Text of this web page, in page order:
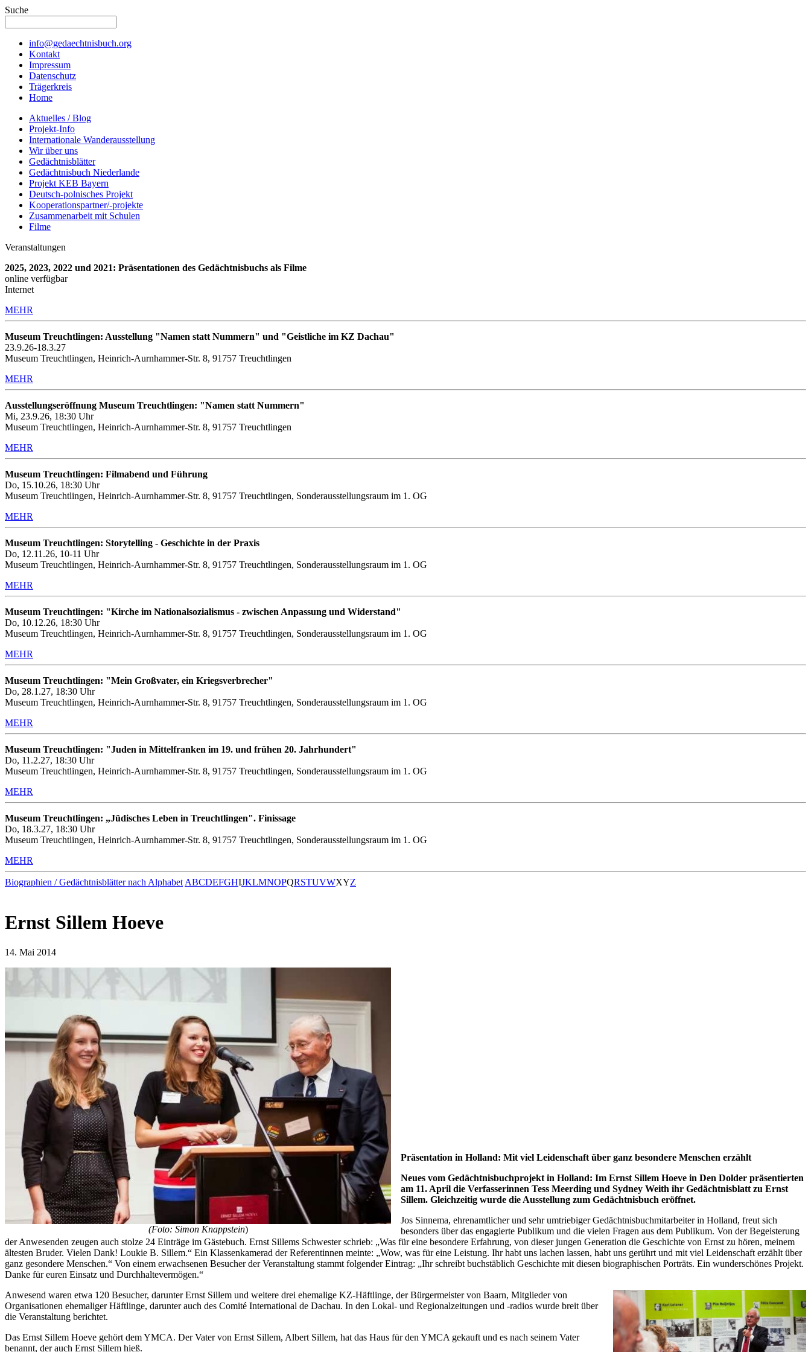
Suche
info@gedaechtnisbuch.org
Kontakt
Impressum
Datenschutz
Trägerkreis
Home
Aktuelles / Blog
Projekt-Info
Internationale Wanderausstellung
Wir über uns
Gedächtnisblätter
Gedächtnisbuch Niederlande
Projekt KEB Bayern
Deutsch-polnisches Projekt
Kooperationspartner/-projekte
Zusammenarbeit mit Schulen
Filme
Veranstaltungen
2025, 2023, 2022 und 2021: Präsentationen des Gedächtnisbuchs als Filme
online verfügbar
Internet
MEHR
Museum Treuchtlingen: Ausstellung "Namen statt Nummern" und "Geistliche im KZ Dachau"
23.9.26-18.3.27
Museum Treuchtlingen, Heinrich-Aurnhammer-Str. 8, 91757 Treuchtlingen
MEHR
Ausstellungseröffnung Museum Treuchtlingen: "Namen statt Nummern"
Mi, 23.9.26, 18:30 Uhr
Museum Treuchtlingen, Heinrich-Aurnhammer-Str. 8, 91757 Treuchtlingen
MEHR
Museum Treuchtlingen: Filmabend und Führung
Do, 15.10.26, 18:30 Uhr
Museum Treuchtlingen, Heinrich-Aurnhammer-Str. 8, 91757 Treuchtlingen, Sonderausstellungsraum im 1. OG
MEHR
Museum Treuchtlingen: Storytelling - Geschichte in der Praxis
Do, 12.11.26, 10-11 Uhr
Museum Treuchtlingen, Heinrich-Aurnhammer-Str. 8, 91757 Treuchtlingen, Sonderausstellungsraum im 1. OG
MEHR
Museum Treuchtlingen: "Kirche im Nationalsozialismus - zwischen Anpassung und Widerstand"
Do, 10.12.26, 18:30 Uhr
Museum Treuchtlingen, Heinrich-Aurnhammer-Str. 8, 91757 Treuchtlingen, Sonderausstellungsraum im 1. OG
MEHR
Museum Treuchtlingen: "Mein Großvater, ein Kriegsverbrecher"
Do, 28.1.27, 18:30 Uhr
Museum Treuchtlingen, Heinrich-Aurnhammer-Str. 8, 91757 Treuchtlingen, Sonderausstellungsraum im 1. OG
MEHR
Museum Treuchtlingen: "Juden in Mittelfranken im 19. und frühen 20. Jahrhundert"
Do, 11.2.27, 18:30 Uhr
Museum Treuchtlingen, Heinrich-Aurnhammer-Str. 8, 91757 Treuchtlingen, Sonderausstellungsraum im 1. OG
MEHR
Museum Treuchtlingen: „Jüdisches Leben in Treuchtlingen". Finissage
Do, 18.3.27, 18:30 Uhr
Museum Treuchtlingen, Heinrich-Aurnhammer-Str. 8, 91757 Treuchtlingen, Sonderausstellungsraum im 1. OG
MEHR
Biographien / Gedächtnisblätter nach Alphabet ABCDEFGHIJKLMNOPQRSTUVWXYZ
Ernst Sillem Hoeve
14. Mai 2014
(Foto: Simon Knappstein)
Präsentation in Holland: Mit viel Leidenschaft über ganz besondere Menschen erzählt
Neues vom Gedächtnisbuchprojekt in Holland: Im Ernst Sillem Hoeve in Den Dolder präsentierten
am 11. April die Verfasserinnen Tess Meerding und Sydney Weith ihr Gedächtnisblatt zu Ernst
Sillem. Gleichzeitig wurde die Ausstellung zum Gedächtnisbuch eröffnet.
Jos Sinnema, ehrenamtlicher und sehr umtriebiger Gedächtnisbuchmitarbeiter in Holland, freut sich
besonders über das engagierte Publikum und die vielen Fragen aus dem Publikum. Von der Begeisterung
der Anwesenden zeugen auch stolze 24 Einträge im Gästebuch. Ernst Sillems Schwester schrieb: „Was für eine besondere Erfahrung, von dieser jungen Generation die Geschichte von Ernst zu hören, meinem
ältesten Bruder. Vielen Dank! Loukie B. Sillem.“ Ein Klassenkamerad der Referentinnen meinte: „Wow, was für eine Leistung. Ihr habt uns lachen lassen, habt uns gerührt und mit viel Leidenschaft erzählt über
ganz gesondere Menschen.“ Von einem erwachsenen Besucher der Veranstaltung stammt folgender Eintrag: „Ihr schreibt buchstäblich Geschichte mit diesen biographischen Porträts. Ein wunderschönes Projekt.
Danke für euren Einsatz und Durchhaltevermögen.“
Anwesend waren etwa 120 Besucher, darunter Ernst Sillem und weitere drei ehemalige KZ-Häftlinge, der Bürgermeister von Baarn, Mitglieder von
Organisationen ehemaliger Häftlinge, darunter auch des Comité International de Dachau. In den Lokal- und Regionalzeitungen und -radios wurde breit über
die Veranstaltung berichtet.
Das Ernst Sillem Hoeve gehört dem YMCA. Der Vater von Ernst Sillem, Albert Sillem, hat das Haus für den YMCA gekauft und es nach seinem Vater
benannt, der auch Ernst Sillem hieß.